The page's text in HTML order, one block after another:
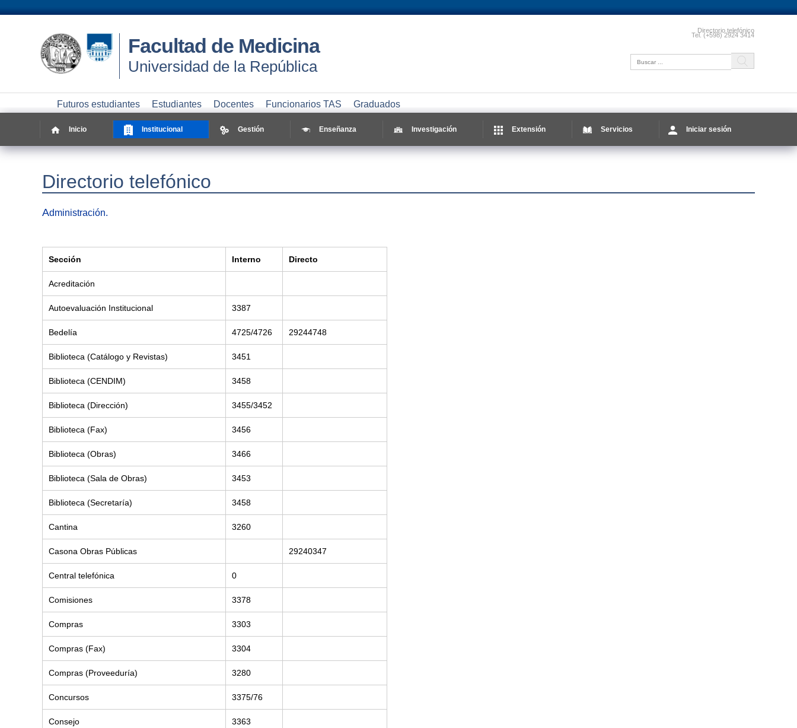
Directorio telefónico
Tel. (+598) 2924 3414
Facultad de Medicina
Universidad de la República
Futuros estudiantes Estudiantes Docentes Funcionarios TAS Graduados
Inicio Institucional Gestión Enseñanza Investigación Extensión Servicios Iniciar sesión
Directorio telefónico
Administración.
Sección Interno Directo
Acreditación
Autoevaluación Institucional 3387
Bedelía 4725/4726 29244748
Biblioteca (Catálogo y Revistas) 3451
Biblioteca (CENDIM) 3458
Biblioteca (Dirección) 3455/3452
Biblioteca (Fax) 3456
Biblioteca (Obras) 3466
Biblioteca (Sala de Obras) 3453
Biblioteca (Secretaría) 3458
Cantina 3260
Casona Obras Públicas 29240347
Central telefónica 0
Comisiones 3378
Compras 3303
Compras (Fax) 3304
Compras (Proveeduría) 3280
Concursos 3375/76
Consejo 3363